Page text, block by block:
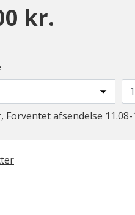
kr.
Forventet afsendelse 11.08-